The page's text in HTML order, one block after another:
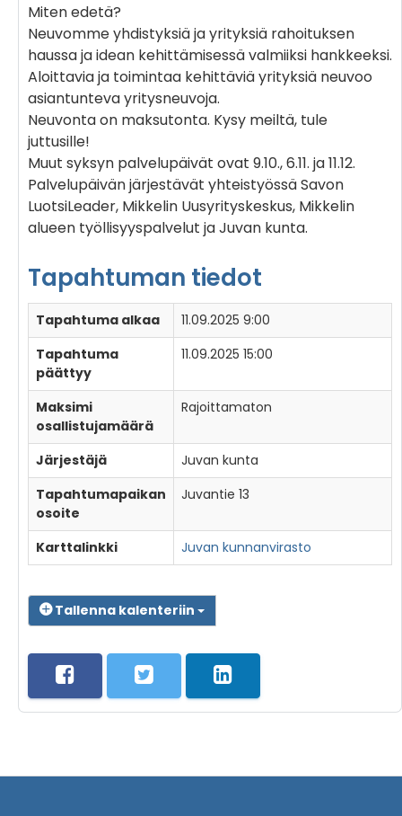
Miten edetä?
Neuvomme yhdistyksiä ja yrityksiä rahoituksen
haussa ja idean kehittämisessä valmiiksi hankkeeksi.
Aloittavia ja toimintaa kehittäviä yrityksiä neuvoo
asiantunteva yritysneuvoja.
Neuvonta on maksutonta. Kysy meiltä, tule
juttusille!
Muut syksyn palvelupäivät ovat 9.10., 6.11. ja 11.12.
Palvelupäivän järjestävät yhteistyössä Savon
LuotsiLeader, Mikkelin Uusyrityskeskus, Mikkelin
alueen työllisyyspalvelut ja Juvan kunta.
Tapahtuman tiedot
Tapahtuma alkaa
11.09.2025 9:00
Tapahtuma
päättyy
11.09.2025 15:00
Maksimi
osallistujamäärä
Rajoittamaton
Järjestäjä
Juvan kunta
Tapahtumapaikan
osoite
Juvantie 13
Karttalinkki Juvan kunnanvirasto
Tallenna kalenteriin